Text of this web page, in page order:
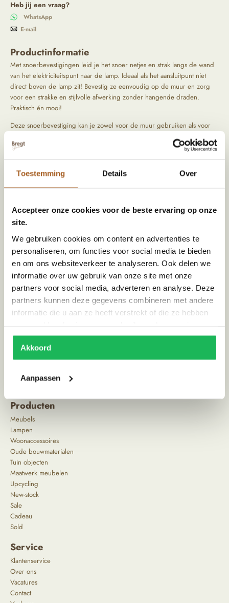
Toestemming Details Over
Accepteer onze cookies voor de beste ervaring op onze
site.
We gebruiken cookies om content en advertenties te
personaliseren, om functies voor social media te bieden
en om ons websiteverkeer te analyseren. Ook delen we
informatie over uw gebruik van onze site met onze
partners voor social media, adverteren en analyse. Deze
partners kunnen deze gegevens combineren met andere
informatie die u aan ze heeft verstrekt of die ze hebben
Akkoord
Aanpassen
Heb jij een vraag?
WhatsApp
E-mail
Productinformatie
Met snoerbevestigingen leid je het snoer netjes en strak langs de wand
van het elektriciteitspunt naar de lamp. Ideaal als het aansluitpunt niet
direct boven de lamp zit! Bevestig ze eenvoudig op de muur en zorg
voor een strakke en stijlvolle afwerking zonder hangende draden.
Praktisch én mooi!
Deze snoerbevestiging kan je zowel voor de muur gebruiken als voor
het plafond. Stop het snoer er door heen en bevestig hem dan aan het
plafond of de muur!
Materiaal
Kleur Zwart
Alternatieve producten
Producten
Meubels
Lampen
Woonaccessoires
Oude bouwmaterialen
Tuin objecten
Maatwerk meubelen
Upcycling
New-stock
Sale
Cadeau
Sold
Service
Klantenservice
Over ons
Vacatures
Contact